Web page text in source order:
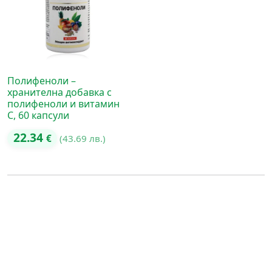
Полифеноли –
хранителна добавка с
полифеноли и витамин
C, 60 капсули
22.34 € (43.69 лв.)